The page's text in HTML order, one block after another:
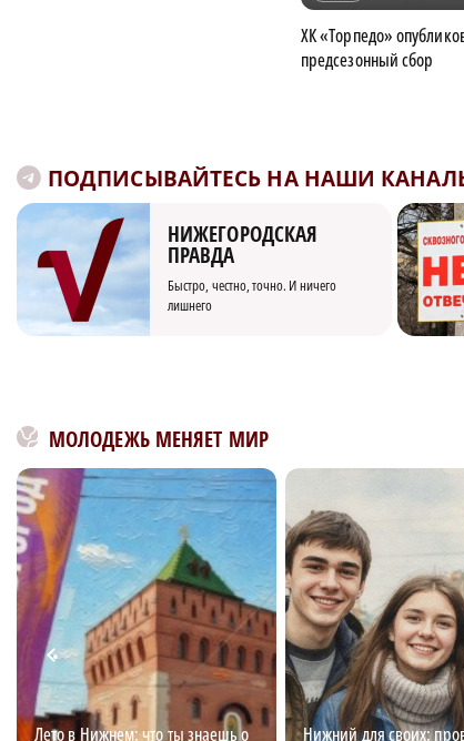
ХК «Торпедо»
предсезонный сбор
ПОДПИСЫВАЙТЕСЬ НА НАШИ КАНАЛЫ
НИЖЕГОРОДСКАЯ
ПРАВДА
Быстро, честно, точно. И ничего
лишнего
МОЛОДЕЖЬ МЕНЯЕТ МИР
Лето в Нижнем: что ты знаешь о
Нижний для своих: